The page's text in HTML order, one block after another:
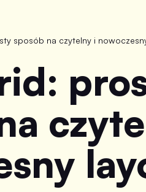
sposób na czytelny i